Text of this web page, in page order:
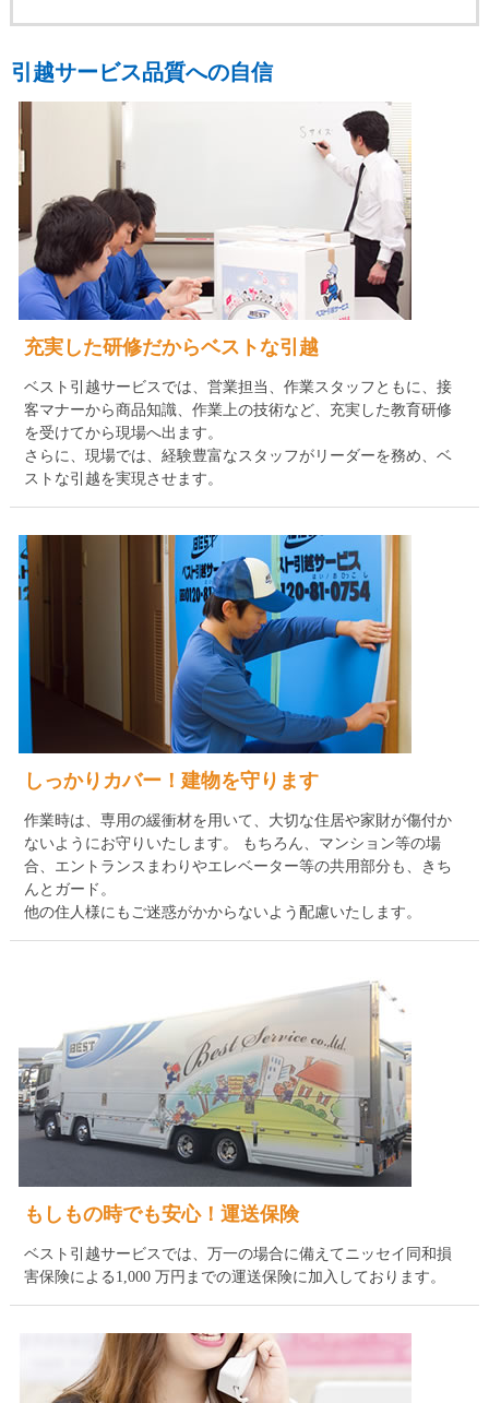
引越サービス品質への自信
充実した研修だからベストな引越
ベスト引越サービスでは、営業担当、作業スタッフともに、接
客マナーから商品知識、作業上の技術など、充実した教育研修
を受けてから現場へ出ます。
さらに、現場では、経験豊富なスタッフがリーダーを務め、ベ
ストな引越を実現させます。
しっかりカバー！建物を守ります
作業時は、専用の緩衝材を用いて、大切な住居や家財が傷付か
ないようにお守りいたします。 もちろん、マンション等の場
合、エントランスまわりやエレベーター等の共用部分も、きち
んとガード。
他の住人様にもご迷惑がかからないよう配慮いたします。
もしもの時でも安心！運送保険
ベスト引越サービスでは、万一の場合に備えてニッセイ同和損
害保険による1,000 万円までの運送保険に加入しております。